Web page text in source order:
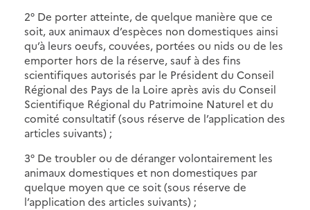
2° De porter atteinte, de quelque manière que ce
soit, aux animaux d’espèces non domestiques ainsi
qu’à leurs oeufs, couvées, portées ou nids ou de les
emporter hors de la réserve, sauf à des fins
scientifiques autorisés par le Président du Conseil
Régional des Pays de la Loire après avis du Conseil
Scientifique Régional du Patrimoine Naturel et du
comité consultatif (sous réserve de l’application des
articles suivants) ;
3° De troubler ou de déranger volontairement les
animaux domestiques et non domestiques par
quelque moyen que ce soit (sous réserve de
l’application des articles suivants) ;